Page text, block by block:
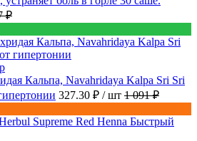
₽
Кальпа, Navahridaya Kalpa Sri Sri
327.30 ₽ / шт 1 091 ₽
Быстрый